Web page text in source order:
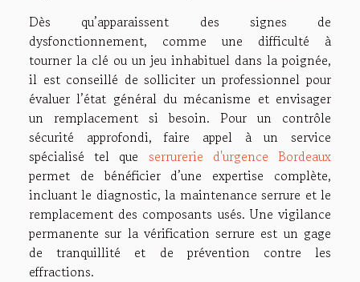
Dès qu’apparaissent des signes de
dysfonctionnement, comme une difficulté à
tourner la clé ou un jeu inhabituel dans la poignée,
il est conseillé de solliciter un professionnel pour
évaluer l’état général du mécanisme et envisager
un remplacement si besoin. Pour un contrôle
sécurité approfondi, faire appel à un service
spécialisé tel que serrurerie d'urgence Bordeaux
permet de bénéficier d’une expertise complète,
incluant le diagnostic, la maintenance serrure et le
remplacement des composants usés. Une vigilance
permanente sur la vérification serrure est un gage
de tranquillité et de prévention contre les
effractions.